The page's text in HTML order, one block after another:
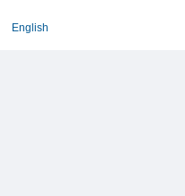
English